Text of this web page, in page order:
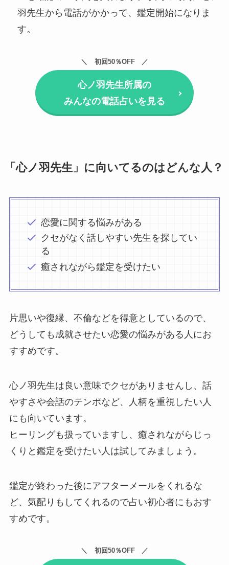
羽先生から電話がかかって、鑑定開始になりま
す。
初回50％OFF
心ノ羽先生所属の
みんなの電話占いを見る
「心ノ羽先生」に向いてるのはどんな人？
恋愛に関する悩みがある
クセがなく話しやすい先生を探してい
る
癒されながら鑑定を受けたい
片思いや復縁、不倫などを得意としているので、
どうしても成就させたい恋愛の悩みがある人にお
すすめです。
心ノ羽先生は良い意味でクセがありませんし、話
やすさや会話のテンポなど、人柄を重視したい人
にも向いています。
ヒーリングも扱っていますし、癒されながらじっ
くりと鑑定を受けたい人は試してみましょう。
鑑定が終わった後にアフターメールをくれるな
ど、気配りもしてくれるので占い初心者にもおす
すめです。
初回50％OFF